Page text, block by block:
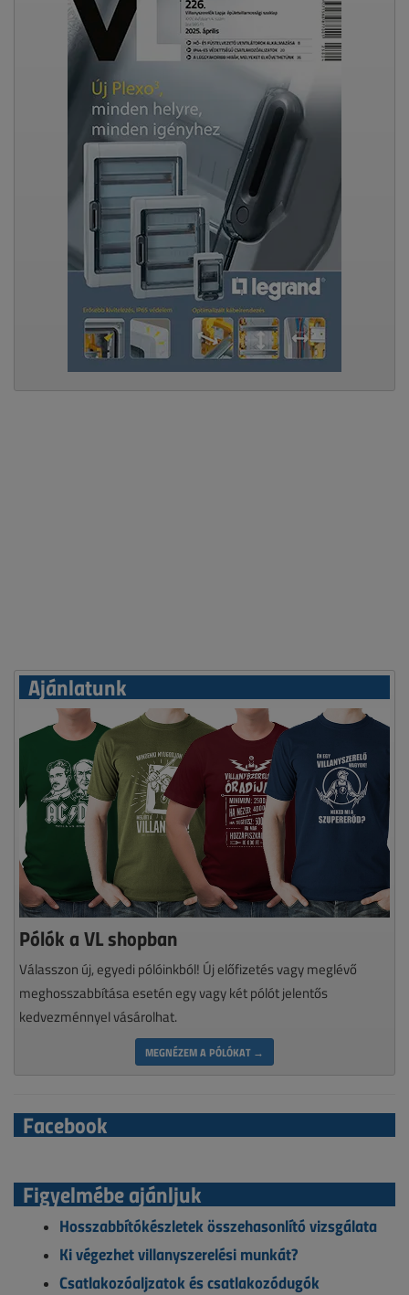
Ajánlatunk
Pólók a VL shopban
Válasszon új, egyedi pólóinkból! Új előfizetés vagy meglévő
meghosszabbítása esetén egy vagy két pólót jelentős
kedvezménnyel vásárolhat.
MEGNÉZEM A PÓLÓKAT →
Facebook
Figyelmébe ajánljuk
Hosszabbítókészletek összehasonlító vizsgálata
Ki végezhet villanyszerelési munkát?
Csatlakozóaljzatok és csatlakozódugók